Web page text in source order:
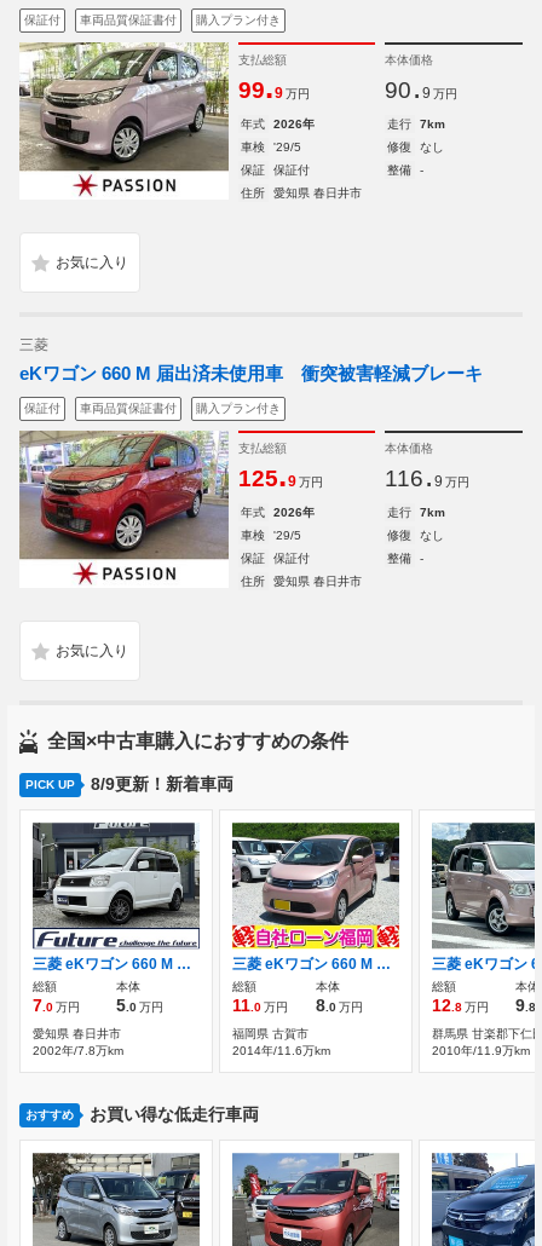
保証付 車両品質保証書付 購入プラン付き
支払総額
99.9 万円
本体価格
90. 9 万円
年式 2026年 走行
7km
車検
'29/5 修復
なし
保証
保証付 整備
-
住所
愛知県 春日井市
三菱
eKワゴン 660 M 届出済未使用車 衝突被害軽減ブレーキ
保証付 車両品質保証書付 購入プラン付き
支払総額
125.9 万円
本体価格
116. 9 万円
年式 2026年 走行
7km
車検
'29/5 修復
なし
保証
保証付 整備
-
住所
愛知県 春日井市
全国×中古車購入におすすめの条件
PICK UP 8/9更新！新着車両
三菱 eKワゴン 660 M 下取り車・走行77994キロ・車検令和9年10月
総額
7 .0万円
本体
5 .0万円
愛知県 春日井市
2002年/7.8万km
三菱 eKワゴン 660 M アイドリングストップ キーレス CDデッキ
総額
11 .0万円
本体
8 .0万円
福岡県 古賀市
2014年/11.6万km
総額
12 .8万円
本体
9 .8
群馬県 甘楽郡下仁
2010年/11.9万km
おすすめ お買い得な低走行車両